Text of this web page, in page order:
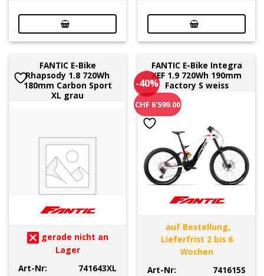
FANTIC E-Bike
Rhapsody 1.8 720Wh
180mm Carbon Sport
XL grau
gerade nicht an
Lager
Art-Nr:
741643XL
-40%
CHF 6'599.00
FANTIC E-Bike Integra
XEF 1.9 720Wh 190mm
Factory S weiss
auf Bestellung,
Lieferfrist 2 bis 6
Wochen
Art-Nr:
741615S